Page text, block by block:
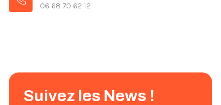
06 68 70 62 12
Suivez les News !